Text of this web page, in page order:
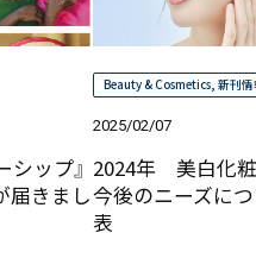
シップ』
届きまし
Beauty & Cosmetics,新刊
2025/02/07
2024年 美白化
今後のニーズに
表